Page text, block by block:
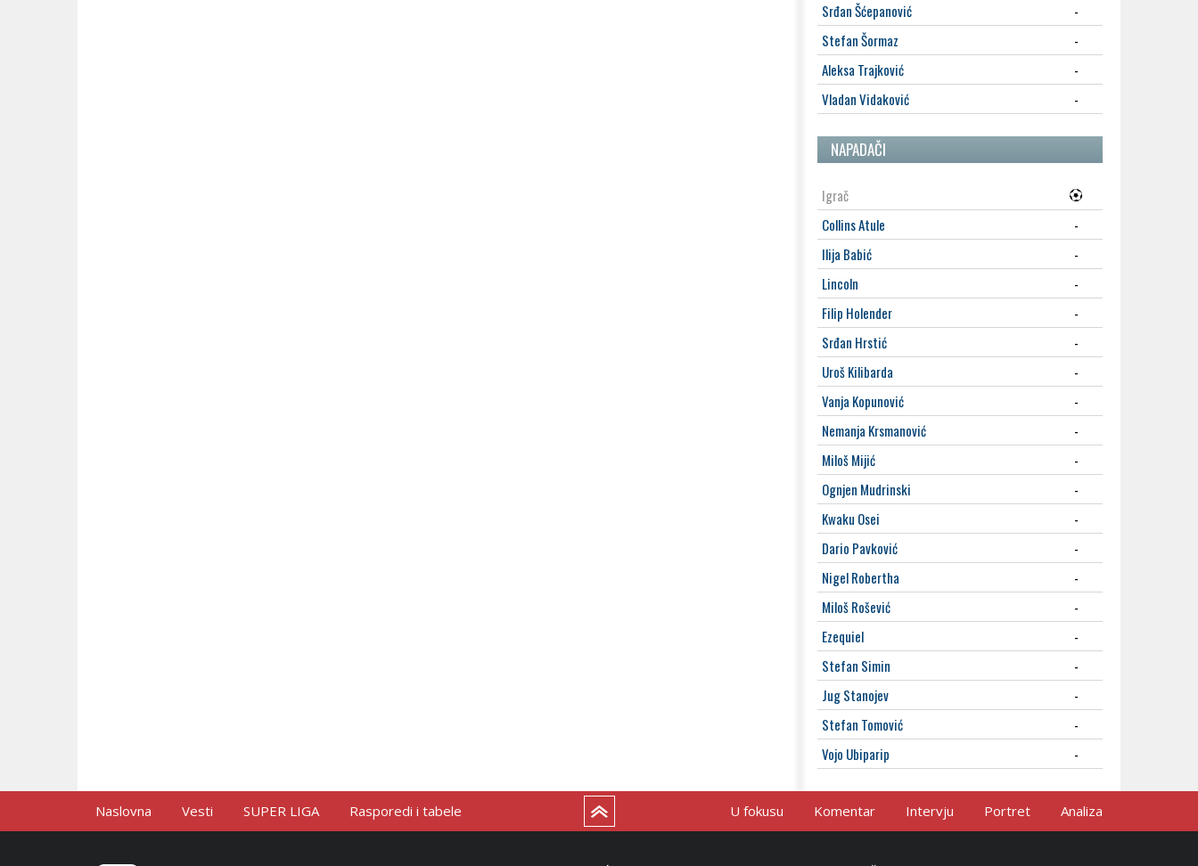
Srđan Šćepanović
-
Stefan Šormaz
-
Aleksa Trajković
-
Vladan Vidaković
-
NAPADAČI
Igrač
Collins Atule
-
Ilija Babić
-
Lincoln
-
Filip Holender
-
Srđan Hrstić
-
Uroš Kilibarda
-
Vanja Kopunović
-
Nemanja Krsmanović
-
Miloš Mijić
-
Ognjen Mudrinski
-
Kwaku Osei
-
Dario Pavković
-
Nigel Robertha
-
Miloš Rošević
-
Ezequiel
-
Stefan Simin
-
Jug Stanojev
-
Stefan Tomović
-
Vojo Ubiparip
-
Naslovna Vesti SUPER LIGA Rasporedi i tabele U fokusu Komentar Intervju Portret Analiza